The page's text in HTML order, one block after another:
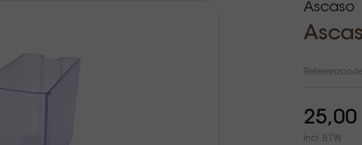
Ascaso
25,00
Incl. BTW